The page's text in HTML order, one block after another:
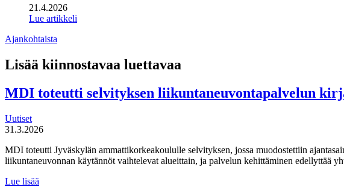
21.4.2026
Lue artikkeli
Ajankohtaista
Lisää kiinnostavaa luettavaa
MDI toteutti selvityksen liikuntaneuvontapalvelun
Uutiset
31.3.2026
MDI toteutti Jyväskylän ammattikorkeakoululle selvityksen, jossa muodostettiin
liikuntaneuvonnan käytännöt vaihtelevat alueittain, ja palvelun kehittäminen edellyttää
Lue lisää